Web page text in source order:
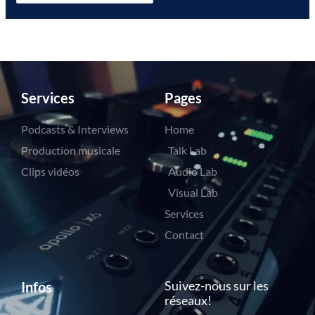
Services
Podcasts & Interviews
Production musicale
Clips vidéos
Pages
Home
Talk Lab
Audio Lab
Visual Lab
Services
Contact
Infos
Suivez-nous sur les
réseaux!